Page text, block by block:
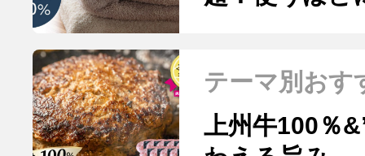
テーマ別おす
上州牛100％